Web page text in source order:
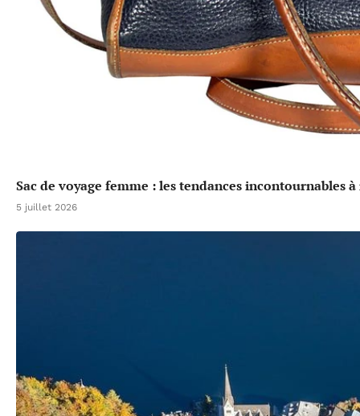
Sac de voyage femme : les tendances incontournables
5 juillet 2026